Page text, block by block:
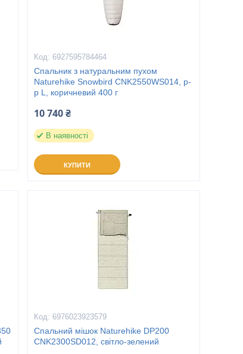
6927595784464
Спальник з натуральним пухом
Naturehike Snowbird CNK2550WS014, p-
р L, коричневий 400 г
10 740 ₴
В наявності
КУПИТИ
6976023923579
Спальний мішок Naturehike DP200
CNK2300SD012, світло-зелений